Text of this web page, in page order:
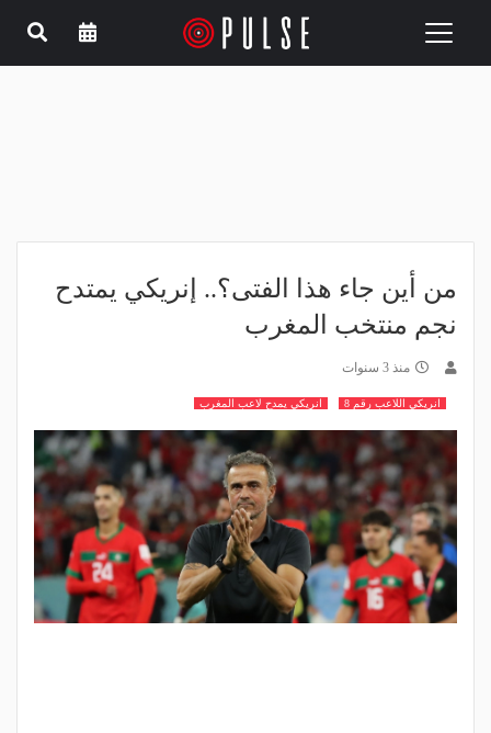
Toggle
من أين جاء هذا الفتى؟.. إنريكي يمتدح
نجم منتخب المغرب
منذ 3 سنوات
انريكي اللاعب رقم 8 انريكي يمدح لاعب المغرب